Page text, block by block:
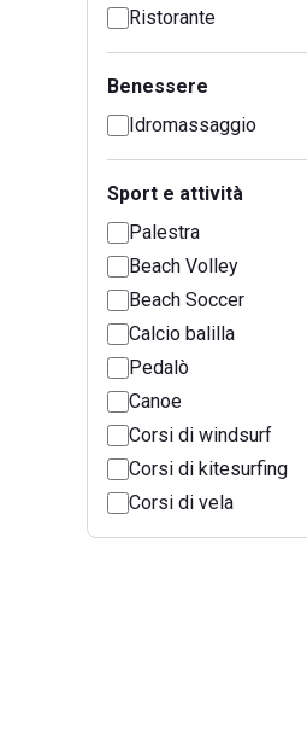
Ristorante
Benessere
Idromassaggio
Sport e attività
Palestra
Beach Volley
Beach Soccer
Calcio balilla
Pedalò
Canoe
Corsi di windsurf
Corsi di kitesurfing
Corsi di vela